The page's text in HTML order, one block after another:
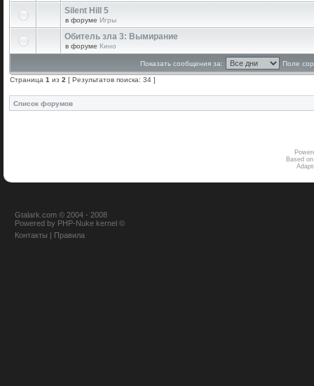
Silent Hill 5
в форуме Игры
Обитель зла 3: Вымирание
в форуме Кино
Показать сообщения за: Поле
Страница 1 из 2 [ Результатов поиска: 34 ]
Список форумов
Based
Gtalark.com © 2004 - 2008
Powered by PHP-Nuke kernel ©
Контакты | Правила